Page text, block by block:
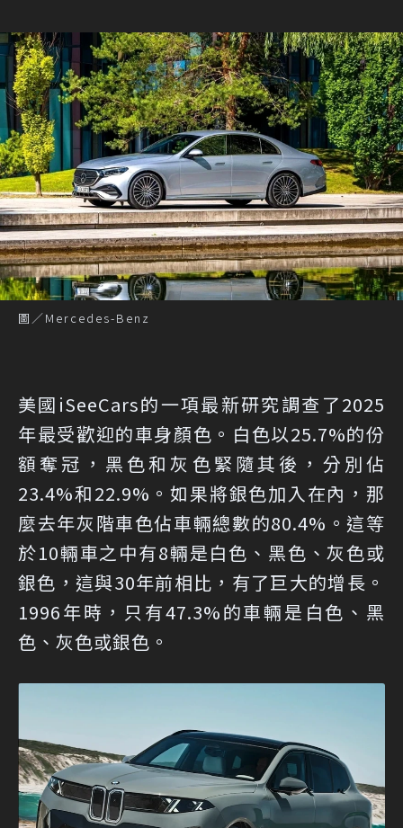
圖／Mercedes-Benz
美國iSeeCars的一項最新研究調查了2025
年最受歡迎的車身顏色。白色以25.7%的份
額奪冠，黑色和灰色緊隨其後，分別佔
23.4%和22.9%。如果將銀色加入在內，那
麼去年灰階車色佔車輛總數的80.4%。這等
於10輛車之中有8輛是白色、黑色、灰色或
銀色，這與30年前相比，有了巨大的增長。
1996年時，只有47.3%的車輛是白色、黑
色、灰色或銀色。